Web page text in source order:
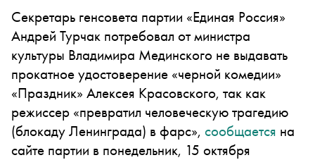
Секретарь генсовета партии «Единая Россия»
Андрей Турчак потребовал от министра
культуры Владимира Мединского не выдавать
прокатное удостоверение «черной комедии»
«Праздник» Алексея Красовского, так как
режиссер «превратил человеческую трагедию
(блокаду Ленинграда) в фарс», сообщается на
сайте партии в понедельник, 15 октября